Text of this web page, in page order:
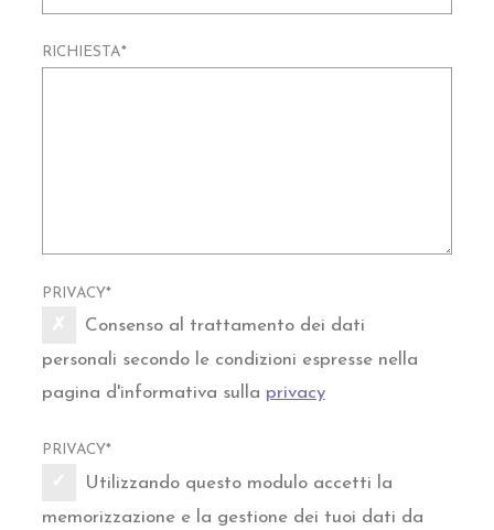
RICHIESTA*
PRIVACY*
Consenso al trattamento dei dati
personali secondo le condizioni espresse nella
pagina d'informativa sulla privacy
PRIVACY*
Utilizzando questo modulo accetti la
memorizzazione e la gestione dei tuoi dati da